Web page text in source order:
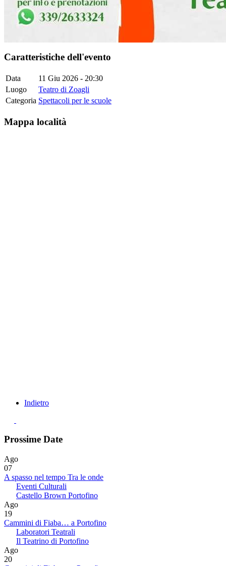
Caratteristiche dell'evento
Data
11 Giu 2026 - 20:30
Luogo
Teatro di Zoagli
Categoria Spettacoli per le scuole
Mappa località
Indietro
Prossime Date
Ago
07
A spasso nel tempo Tra le onde
Eventi Culturali
Castello Brown Portofino
Ago
19
Cammini di Fiaba… a Portofino
Laboratori Teatrali
Il Teatrino di Portofino
Ago
20